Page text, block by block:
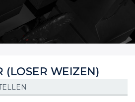
(LOSER WEIZEN)